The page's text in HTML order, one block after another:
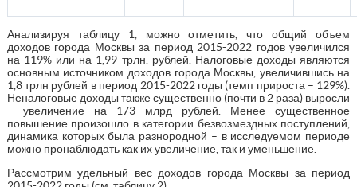
Анализируя таблицу 1, можно отметить, что общий объем
доходов города Москвы за период 2015-2022 годов увеличился
на 119% или на 1,99 трлн. рублей. Налоговые доходы являются
основным источником доходов города Москвы, увеличившись на
1,8 трлн рублей в период 2015-2022 годы (темп прироста – 129%).
Неналоговые доходы также существенно (почти в 2 раза) выросли
– увеличение на 173 млрд рублей. Менее существенное
повышение произошло в категории безвозмездных поступлений,
динамика которых была разнородной – в исследуемом периоде
можно пронаблюдать как их увеличение, так и уменьшение.
Рассмотрим удельный вес доходов города Москвы за период